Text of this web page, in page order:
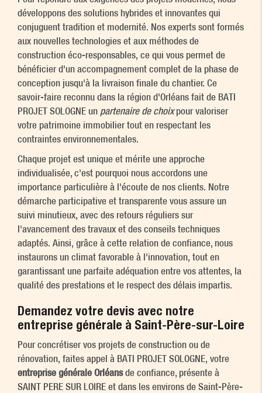
développons des solutions hybrides et innovantes qui
conjuguent tradition et modernité. Nos experts sont formés
aux nouvelles technologies et aux méthodes de
construction éco-responsables, ce qui vous permet de
bénéficier d'un accompagnement complet de la phase de
conception jusqu'à la livraison finale du chantier. Ce
savoir-faire reconnu dans la région d'Orléans fait de BATI
PROJET SOLOGNE un partenaire de choixpour valoriser
votre patrimoine immobilier tout en respectant les
contraintes environnementales.
Chaque projet est unique et mérite une approche
individualisée, c'est pourquoi nous accordons une
importance particulière à l'écoute de nos clients. Notre
démarche participative et transparente vous assure un
suivi minutieux, avec des retours réguliers sur
l'avancement des travaux et des conseils techniques
adaptés. Ainsi, grâce à cette relation de confiance, nous
instaurons un climat favorable à l'innovation, tout en
garantissant une parfaite adéquation entre vos attentes, la
qualité des prestations et le respect des délais impartis.
Demandez votre devis avec notre
entreprise générale à Saint-Père-sur-Loire
Pour concrétiser vos projets de construction ou de
rénovation, faites appel à BATI PROJET SOLOGNE, votre
entreprise générale Orléansde confiance, présente à
SAINT PERE SUR LOIRE et dans les environs de Saint-Père-